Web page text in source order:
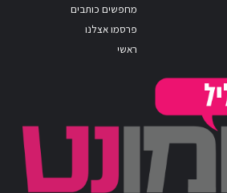
מחפשים כותבים
פרסמו אצלנו
ראשי